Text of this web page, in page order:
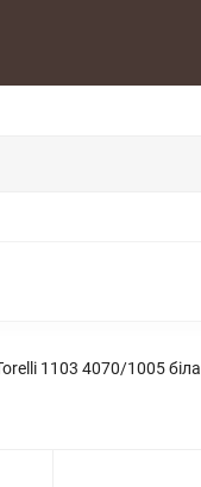
1103 4070/1005 біла